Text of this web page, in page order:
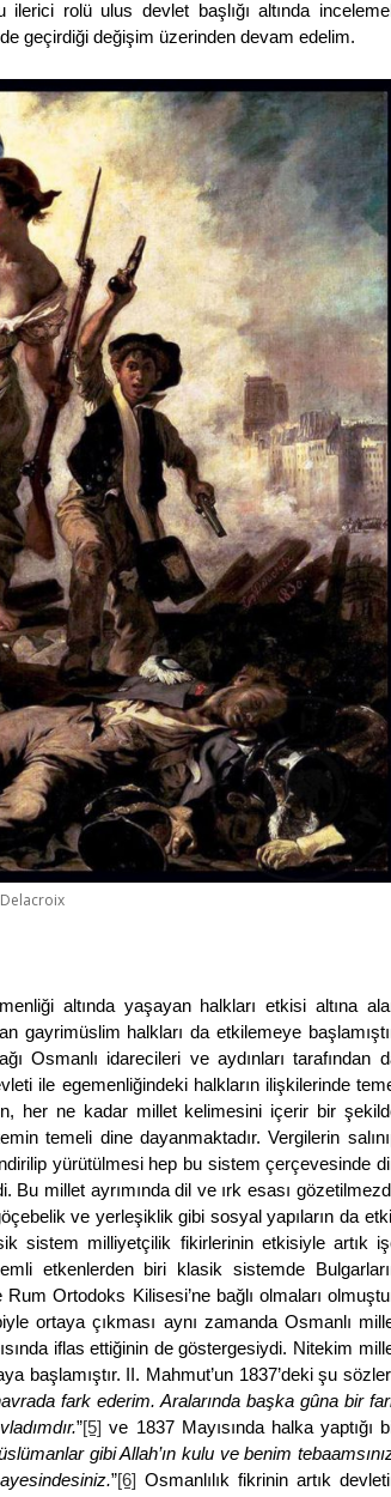
rolü ulus devlet başlığı altında
geçirdiği değişim üzerinden devam edelim.
altında yaşayan halkları etkisi altına
gayrimüslim halkları da etkilemeye
Osmanlı idarecileri ve aydınları tarafından
ile egemenliğindeki halkların ilişkilerinde
her ne kadar millet kelimesini içerir bir
temeli dine dayanmaktadır. Vergilerin
yürütülmesi hep bu sistem çerçevesinde
Bu millet ayrımında dil ve ırk esası
ve yerleşiklik gibi sosyal yapıların da
sistem milliyetçilik fikirlerinin etkisiyle artık
etkenlerden biri klasik sistemde
Ortodoks Kilisesi’ne bağlı olmaları
ortaya çıkması aynı zamanda Osmanlı
iflas ettiğinin de göstergesiydi. Nitekim
başlamıştır. II. Mahmut’un 1837’deki şu
fark ederim. Aralarında başka gûna bir
”[5] ve 1837 Mayısında halka yaptığı
gibi Allah’ın kulu ve benim
”[6] Osmanlılık fikrinin artık